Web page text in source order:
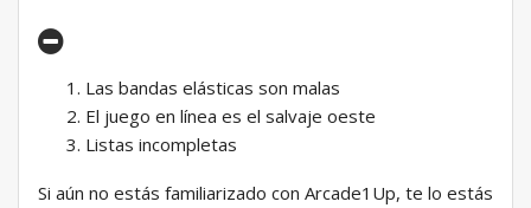
Las bandas elásticas son malas
El juego en línea es el salvaje oeste
Listas incompletas
Si aún no estás familiarizado con Arcade1Up, te lo estás